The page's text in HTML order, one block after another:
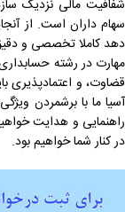
شفافیت مالی نزدیک
سهام داران است. از
دهد کاملا تخصصی و
مهارت در رشته
قضاوت، و اعتمادپذیری
آسیا ما با برشمردن
راهنمایی و هدایت
در کنار شما خواهیم بود.